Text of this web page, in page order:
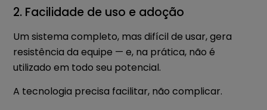
2. Facilidade de uso e adoção
Um sistema completo, mas difícil de usar, gera
resistência da equipe — e, na prática, não é
utilizado em todo seu potencial.
A tecnologia precisa facilitar, não complicar.